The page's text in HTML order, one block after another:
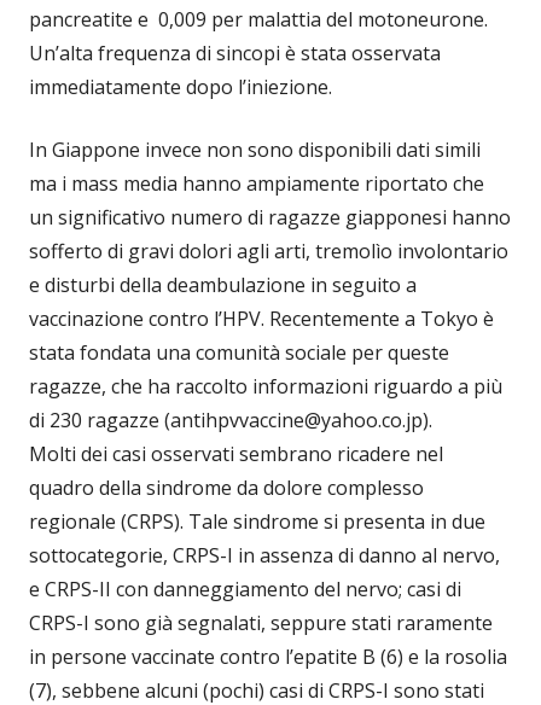
pancreatite e 0,009 per malattia del motoneurone.
Un’alta frequenza di sincopi è stata osservata
immediatamente dopo l’iniezione.
In Giappone invece non sono disponibili dati simili
ma i mass media hanno ampiamente riportato che
un significativo numero di ragazze giapponesi hanno
sofferto di gravi dolori agli arti, tremolìo involontario
e disturbi della deambulazione in seguito a
vaccinazione contro l’HPV. Recentemente a Tokyo è
stata fondata una comunità sociale per queste
ragazze, che ha raccolto informazioni riguardo a più
di 230 ragazze (antihpvvaccine@yahoo.co.jp).
Molti dei casi osservati sembrano ricadere nel
quadro della sindrome da dolore complesso
regionale (CRPS). Tale sindrome si presenta in due
sottocategorie, CRPS-I in assenza di danno al nervo,
e CRPS-II con danneggiamento del nervo; casi di
CRPS-I sono già segnalati, seppure stati raramente
in persone vaccinate contro l’epatite B (6) e la rosolia
(7), sebbene alcuni (pochi) casi di CRPS-I sono stati